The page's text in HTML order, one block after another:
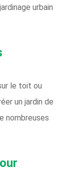
urbain
le toit ou
un jardin de
nombreuses